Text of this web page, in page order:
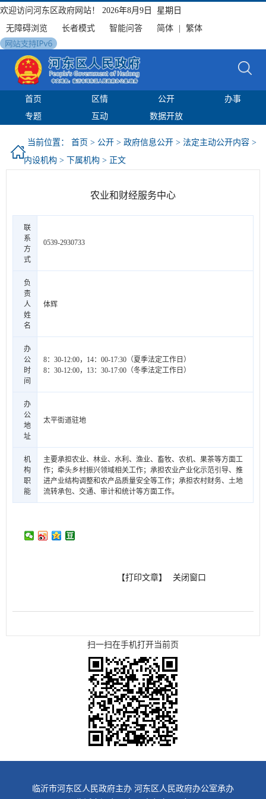
欢迎访问河东区政府网站！
2026年8月9日 星期日
无障碍浏览
长者模式 智能问答 简体 繁体
首页 区情 公开
办事
专题
互动 数据开放
当前位置： 首页 > 公开 > 政府信息公开 > 法定主动公开内容 >
内设机构 > 下属机构 > 正文
农业和财经服务中心
联
系
方
式
0539-2930733
负
责
人
姓
名
体辉
办
公
时
间
8：30-12:00，14：00-17:30（夏季法定工作日）
8：30-12:00，13：30-17:00（冬季法定工作日）
办
公
地
址
太平街道驻地
机
构
职
能
主要承担农业、林业、水利、渔业、畜牧、农机、果茶等方面工
作；牵头乡村振兴领域相关工作；承担农业产业化示范引导、推
进产业结构调整和农产品质量安全等工作；承担农村财务、土地
流转承包、交通、审计和统计等方面工作。
【打印文章】 关闭窗口
扫一扫在手机打开当前页